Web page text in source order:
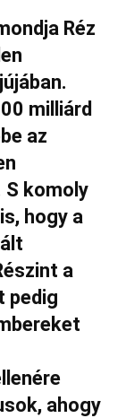
Réz
milliárd
az
komoly
hogy a
a
pedig
ahogy